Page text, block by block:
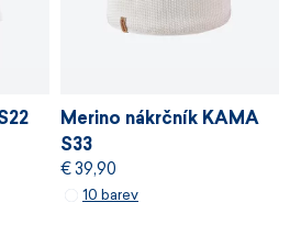
Merino nákrčník KAMA
S33
€ 39,90
10 barev